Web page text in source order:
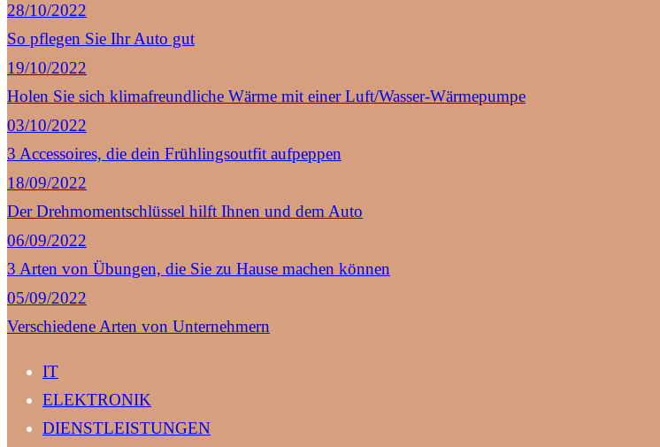
28/10/2022
So pflegen Sie Ihr Auto gut
19/10/2022
Holen Sie sich klimafreundliche Wärme mit einer Luft/Wasser-Wärmepumpe
03/10/2022
3 Accessoires, die dein Frühlingsoutfit aufpeppen
18/09/2022
Der Drehmomentschlüssel hilft Ihnen und dem Auto
06/09/2022
3 Arten von Übungen, die Sie zu Hause machen können
05/09/2022
Verschiedene Arten von Unternehmern
IT
ELEKTRONIK
DIENSTLEISTUNGEN